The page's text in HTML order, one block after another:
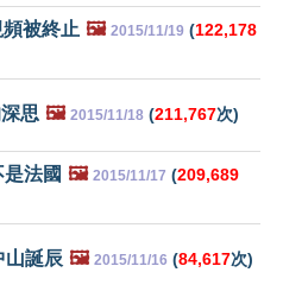
被終止 🖼️ 2015/11/19 (122,178
思 🖼️ 2015/11/18 (211,767次)
法國 🖼️ 2015/11/17 (209,689
山誕辰 🖼️ 2015/11/16 (84,617次)